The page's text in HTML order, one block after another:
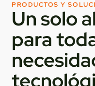
PRODUCTOS Y
Un solo
para